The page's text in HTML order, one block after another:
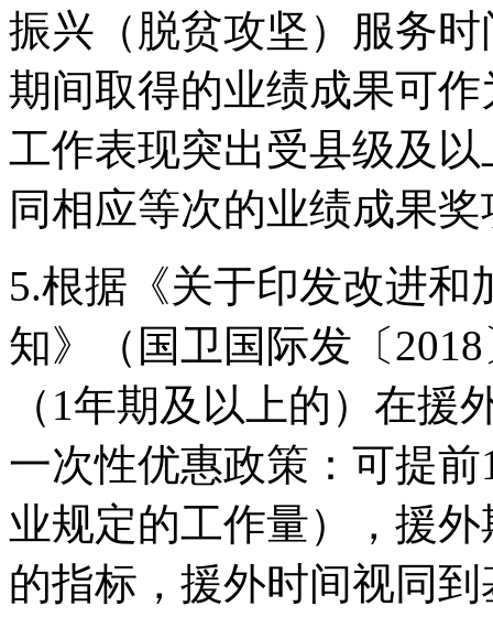
振兴（脱贫攻坚）服务
期间取得的业绩成果可
工作表现突出受县级及
同相应等次的业绩成果奖
5.根据《关于印发改进
知》（国卫国际发〔
（1年期及以上的）在援
一次性优惠政策：可提
业规定的工作量），援
的指标，援外时间视同